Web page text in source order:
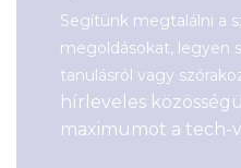
Segítünk megtalálni a
megoldásokat, legyen
tanulásról vagy
hírleveles
maximumot a tech-